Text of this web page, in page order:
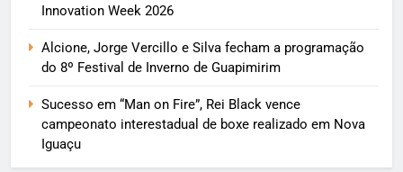
Innovation Week 2026
Alcione, Jorge Vercillo e Silva fecham a programação
do 8º Festival de Inverno de Guapimirim
Sucesso em “Man on Fire”, Rei Black vence
campeonato interestadual de boxe realizado em Nova
Iguaçu